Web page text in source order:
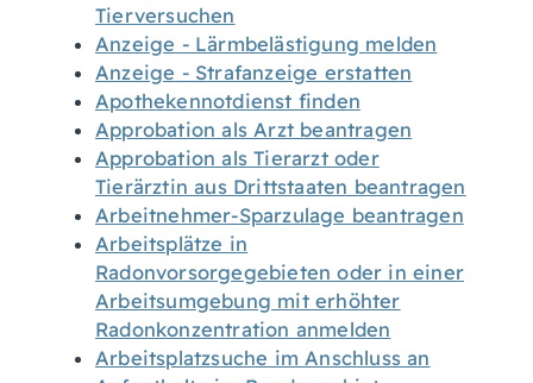
Tierversuchen
Anzeige - Lärmbelästigung melden
Anzeige - Strafanzeige erstatten
Apothekennotdienst finden
Approbation als Arzt beantragen
Approbation als Tierarzt oder
Tierärztin aus Drittstaaten beantragen
Arbeitnehmer-Sparzulage beantragen
Arbeitsplätze in
Radonvorsorgegebieten oder in einer
Arbeitsumgebung mit erhöhter
Radonkonzentration anmelden
Arbeitsplatzsuche im Anschluss an